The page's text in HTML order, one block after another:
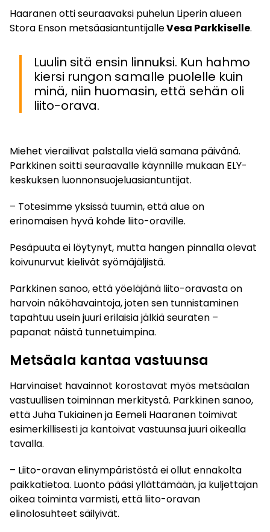
Haaranen otti seuraavaksi puhelun Liperin alueen
Stora Enson metsäasiantuntijalleVesa Parkkiselle.
Luulin sitä ensin linnuksi. Kun hahmo
kiersi rungon samalle puolelle kuin
minä, niin huomasin, että sehän oli
liito-orava.
Miehet vierailivat palstalla vielä samana päivänä.
Parkkinen soitti seuraavalle käynnille mukaan ELY-
keskuksen luonnonsuojeluasiantuntijat.
– Totesimme yksissä tuumin, että alue on
erinomaisen hyvä kohde liito-oraville.
Pesäpuuta ei löytynyt, mutta hangen pinnalla olevat
koivunurvut kielivät syömäjäljistä.
Parkkinen sanoo, että yöeläjänä liito-oravasta on
harvoin näköhavaintoja, joten sen tunnistaminen
tapahtuu usein juuri erilaisia jälkiä seuraten –
papanat näistä tunnetuimpina.
Metsäala kantaa vastuunsa
Harvinaiset havainnot korostavat myös metsäalan
vastuullisen toiminnan merkitystä. Parkkinen sanoo,
että Juha Tukiainen ja Eemeli Haaranen toimivat
esimerkillisesti ja kantoivat vastuunsa juuri oikealla
tavalla.
– Liito-oravan elinympäristöstä ei ollut ennakolta
paikkatietoa. Luonto pääsi yllättämään, ja kuljettajan
oikea toiminta varmisti, että liito-oravan
elinolosuhteet säilyivät.